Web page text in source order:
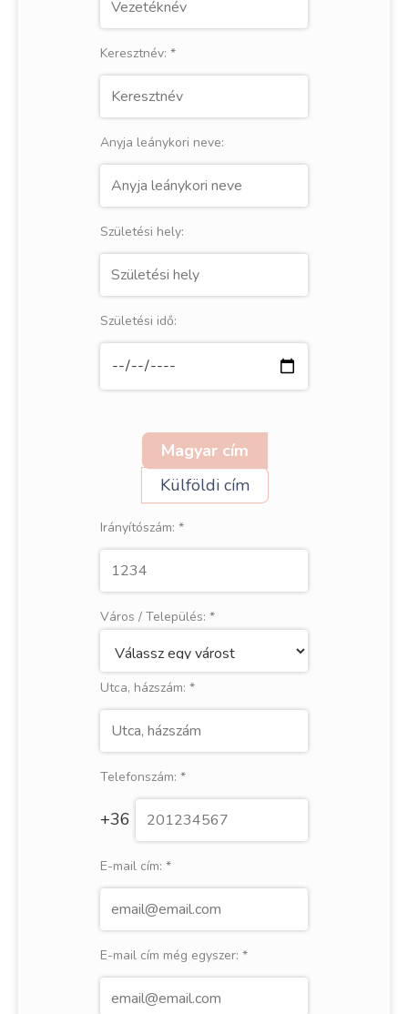
Keresztnév: *
Anyja leánykori neve:
Születési hely:
Születési idő:
Magyar cím
Külföldi cím
Irányítószám: *
Város / Település: *
Utca, házszám: *
Telefonszám: *
+36
E-mail cím: *
E-mail cím még egyszer: *